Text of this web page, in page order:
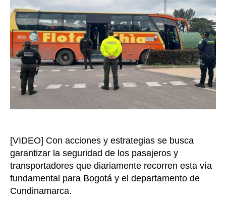
roban
buses
en
la
Norte
[VIDEO] Con acciones y estrategias se busca
garantizar la seguridad de los pasajeros y
transportadores que diariamente recorren esta vía
fundamental para Bogotá y el departamento de
Cundinamarca.